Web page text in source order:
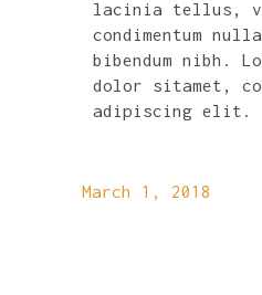
lacinia tellus,
condimentum
bibendum nibh.
dolor sitamet,
adipiscing elit.
March 1, 2018